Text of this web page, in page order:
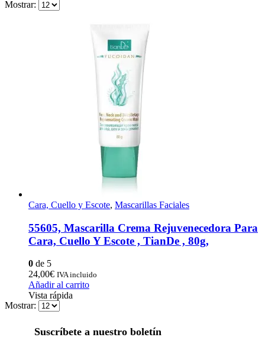
Mostrar:
Cara, Cuello y Escote, Mascarillas Faciales
55605, Mascarilla Crema Rejuvenecedora Para
Cara, Cuello Y Escote , TianDe , 80g,
0 de 5
24,00€ IVA incluido
Añadir al carrito
Vista rápida
Mostrar:
Suscríbete a nuestro boletín